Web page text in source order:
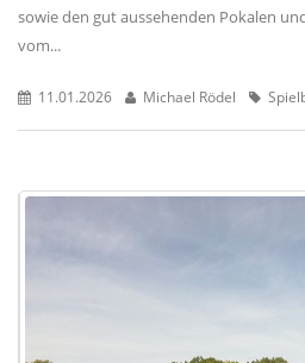
sowie den gut aussehenden Pokalen
vom...
11.01.2026 Michael Rödel